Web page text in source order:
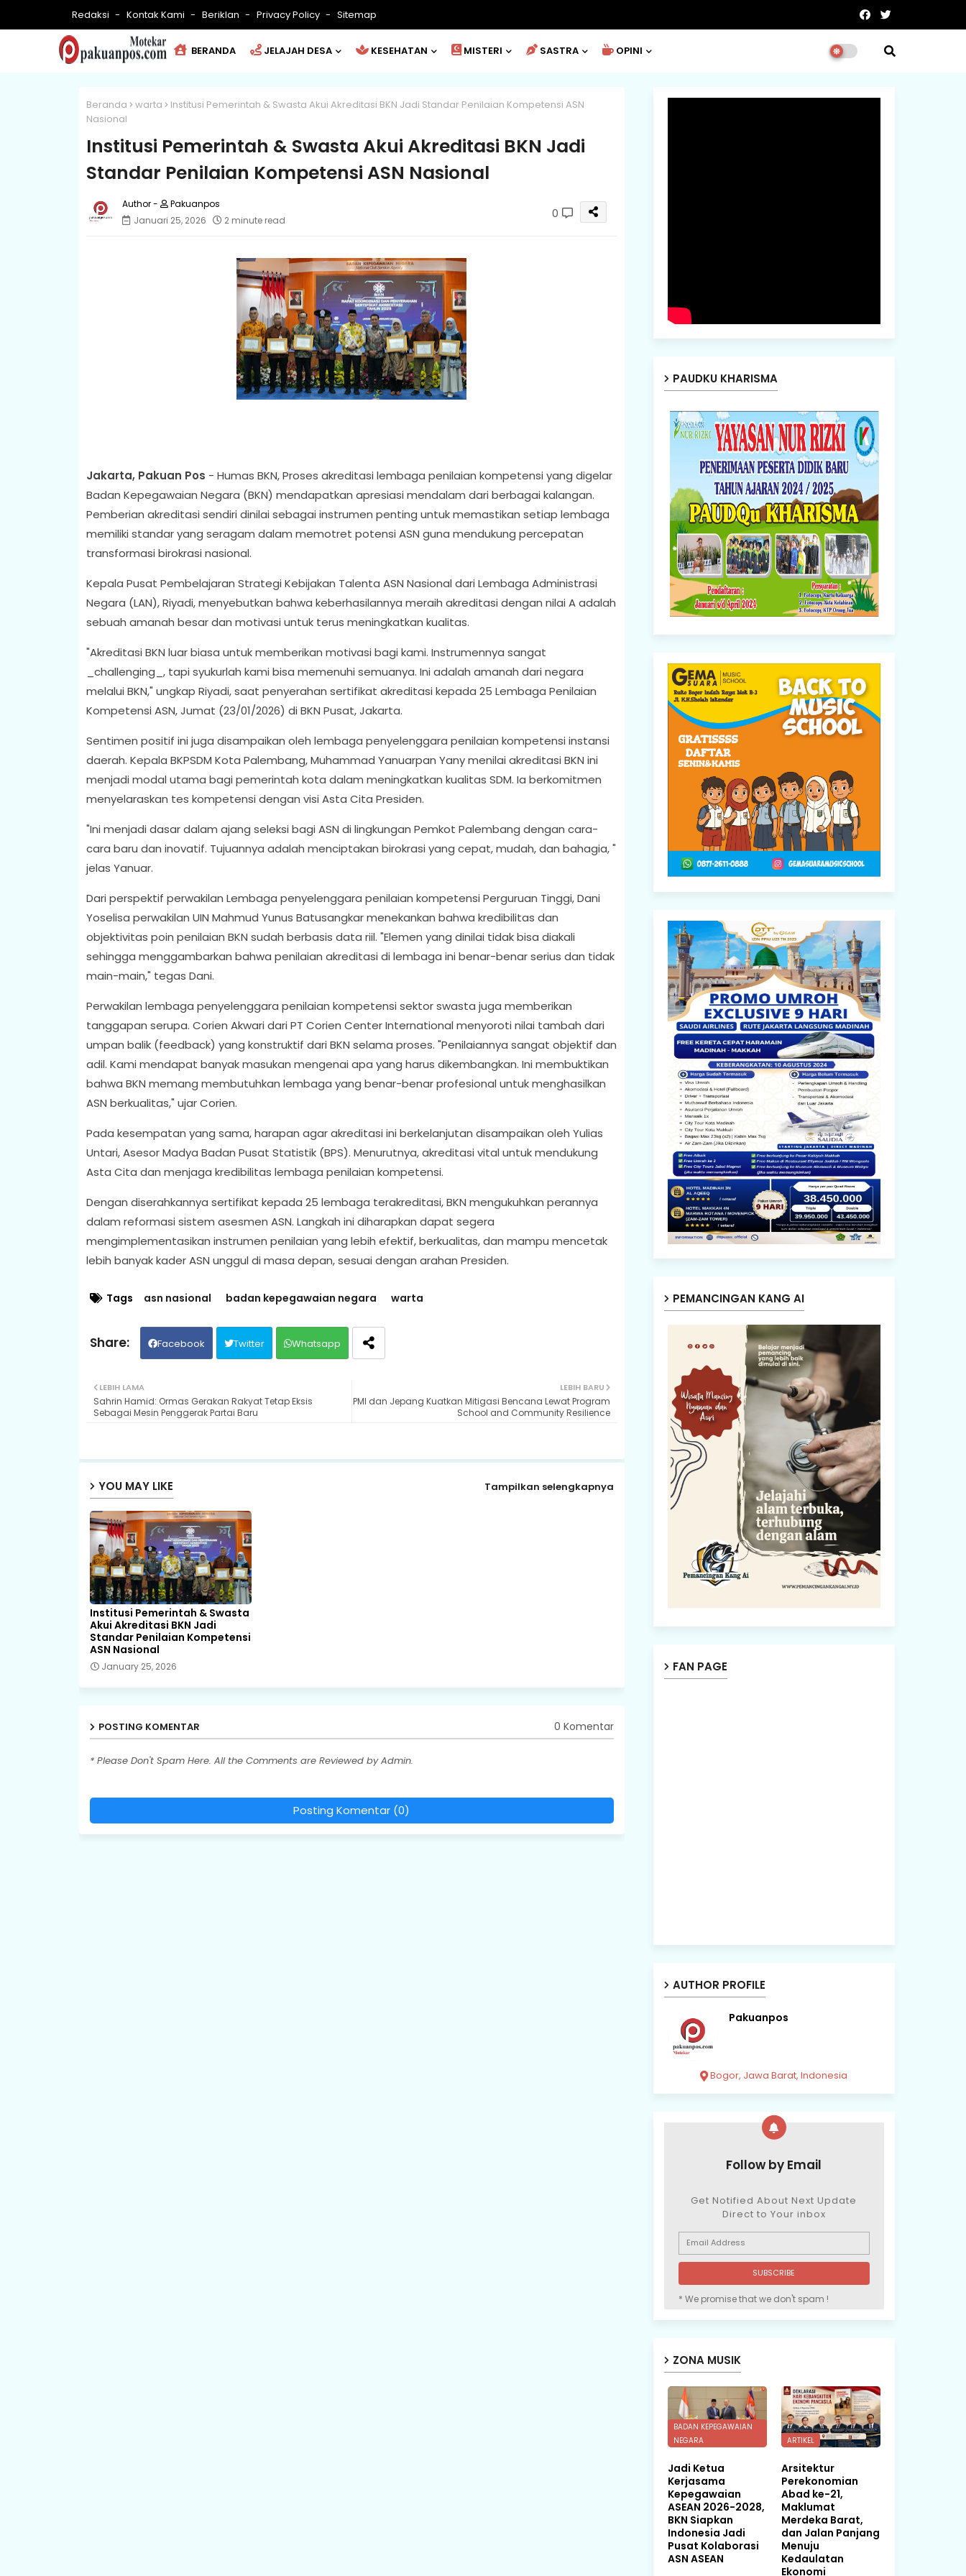
Redaksi Kontak Kami Beriklan Privacy Policy Sitemap
BERANDA JELAJAH DESA KESEHATAN MISTERI SASTRA OPINI
Beranda warta
Institusi Pemerintah & Swasta Akui Akreditasi BKN Jadi Standar Penilaian Kompetensi ASN
Nasional
Institusi Pemerintah & Swasta Akui Akreditasi BKN Jadi
Standar Penilaian Kompetensi ASN Nasional
Pakuanpos
Januari 25, 2026
2 minute read 0
Jakarta, Pakuan Pos - Humas BKN, Proses akreditasi lembaga penilaian kompetensi yang digelar
Badan Kepegawaian Negara (BKN) mendapatkan apresiasi mendalam dari berbagai kalangan.
Pemberian akreditasi sendiri dinilai sebagai instrumen penting untuk memastikan setiap lembaga
memiliki standar yang seragam dalam memotret potensi ASN guna mendukung percepatan
transformasi birokrasi nasional.
Kepala Pusat Pembelajaran Strategi Kebijakan Talenta ASN Nasional dari Lembaga Administrasi
Negara (LAN), Riyadi, menyebutkan bahwa keberhasilannya meraih akreditasi dengan nilai A adalah
sebuah amanah besar dan motivasi untuk terus meningkatkan kualitas.
"Akreditasi BKN luar biasa untuk memberikan motivasi bagi kami. Instrumennya sangat
_challenging_, tapi syukurlah kami bisa memenuhi semuanya. Ini adalah amanah dari negara
melalui BKN," ungkap Riyadi, saat penyerahan sertifikat akreditasi kepada 25 Lembaga Penilaian
Kompetensi ASN, Jumat (23/01/2026) di BKN Pusat, Jakarta.
Sentimen positif ini juga disampaikan oleh lembaga penyelenggara penilaian kompetensi instansi
daerah. Kepala BKPSDM Kota Palembang, Muhammad Yanuarpan Yany menilai akreditasi BKN ini
menjadi modal utama bagi pemerintah kota dalam meningkatkan kualitas SDM. Ia berkomitmen
menyelaraskan tes kompetensi dengan visi Asta Cita Presiden.
"Ini menjadi dasar dalam ajang seleksi bagi ASN di lingkungan Pemkot Palembang dengan cara-
cara baru dan inovatif. Tujuannya adalah menciptakan birokrasi yang cepat, mudah, dan bahagia, "
jelas Yanuar.
Dari perspektif perwakilan Lembaga penyelenggara penilaian kompetensi Perguruan Tinggi, Dani
Yoselisa perwakilan UIN Mahmud Yunus Batusangkar menekankan bahwa kredibilitas dan
objektivitas poin penilaian BKN sudah berbasis data riil. "Elemen yang dinilai tidak bisa diakali
sehingga menggambarkan bahwa penilaian akreditasi di lembaga ini benar-benar serius dan tidak
main-main," tegas Dani.
Perwakilan lembaga penyelenggara penilaian kompetensi sektor swasta juga memberikan
tanggapan serupa. Corien Akwari dari PT Corien Center International menyoroti nilai tambah dari
umpan balik (feedback) yang konstruktif dari BKN selama proses. "Penilaiannya sangat objektif dan
adil. Kami mendapat banyak masukan mengenai apa yang harus dikembangkan. Ini membuktikan
bahwa BKN memang membutuhkan lembaga yang benar-benar profesional untuk menghasilkan
ASN berkualitas," ujar Corien.
Pada kesempatan yang sama, harapan agar akreditasi ini berkelanjutan disampaikan oleh Yulias
Untari, Asesor Madya Badan Pusat Statistik (BPS). Menurutnya, akreditasi vital untuk mendukung
Asta Cita dan menjaga kredibilitas lembaga penilaian kompetensi.
Dengan diserahkannya sertifikat kepada 25 lembaga terakreditasi, BKN mengukuhkan perannya
dalam reformasi sistem asesmen ASN. Langkah ini diharapkan dapat segera
mengimplementasikan instrumen penilaian yang lebih efektif, berkualitas, dan mampu mencetak
lebih banyak kader ASN unggul di masa depan, sesuai dengan arahan Presiden.
Tags asn nasional badan kepegawaian negara warta
Facebook Twitter Whatsapp
LEBIH BARU
PMI dan Jepang Kuatkan Mitigasi Bencana Lewat Program
School and Community Resilience
LEBIH LAMA
Sahrin Hamid: Ormas Gerakan Rakyat Tetap Eksis
Sebagai Mesin Penggerak Partai Baru
YOU MAY LIKE Tampilkan selengkapnya
Institusi Pemerintah & Swasta
Akui Akreditasi BKN Jadi
Standar Penilaian Kompetensi
ASN Nasional
January 25, 2026
POSTING KOMENTAR 0 Komentar
* Please Don't Spam Here. All the Comments are Reviewed by Admin.
Posting Komentar (0)
PAUDKU KHARISMA
PEMANCINGAN KANG AI
FAN PAGE
AUTHOR PROFILE
Pakuanpos
Bogor, Jawa Barat, Indonesia
Follow by Email
Get Notified About Next Update
Direct to Your inbox
* We promise that we don't spam !
ZONA MUSIK
BADAN KEPEGAWAIAN
NEGARA
Jadi Ketua
Kerjasama
Kepegawaian
ASEAN 2026-2028,
BKN Siapkan
Indonesia Jadi
Pusat Kolaborasi
ASN ASEAN
ARTIKEL
Arsitektur
Perekonomian
Abad ke-21,
Maklumat
Merdeka Barat,
dan Jalan Panjang
Menuju
Kedaulatan
Ekonomi